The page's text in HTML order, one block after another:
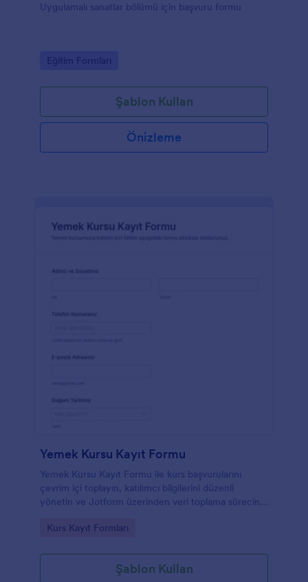
Uygulamalı sanatlar bölümü için başvuru formu
Go to Category:
Eğitim Formları
Şablon Kullan
Önizleme
Yemek Kursu Kayıt Formu
Yemek Kursu Kayıt Formu ile kurs başvurularını
çevrim içi toplayın, katılımcı bilgilerini düzenli
yönetin ve Jotform üzerinden veri toplama sürecini
Go to Category:
Kurs Kayıt Formları
Şablon Kullan